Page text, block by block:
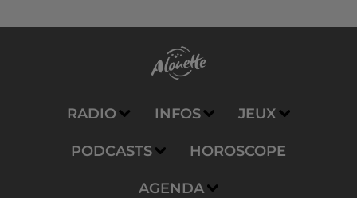
RADIO INFOS JEUX
PODCASTS HOROSCOPE
AGENDA